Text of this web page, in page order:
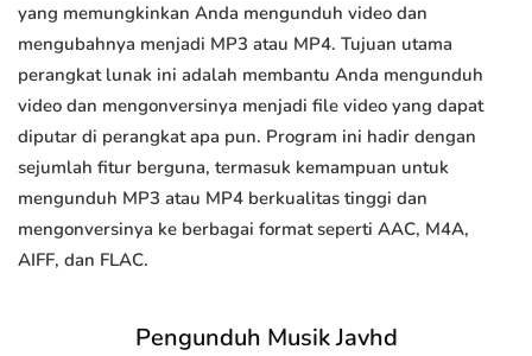
yang memungkinkan Anda mengunduh video dan
mengubahnya menjadi MP3 atau MP4. Tujuan utama
perangkat lunak ini adalah membantu Anda mengunduh
video dan mengonversinya menjadi file video yang dapat
diputar di perangkat apa pun. Program ini hadir dengan
sejumlah fitur berguna, termasuk kemampuan untuk
mengunduh MP3 atau MP4 berkualitas tinggi dan
mengonversinya ke berbagai format seperti AAC, M4A,
AIFF, dan FLAC.
Pengunduh Musik Javhd